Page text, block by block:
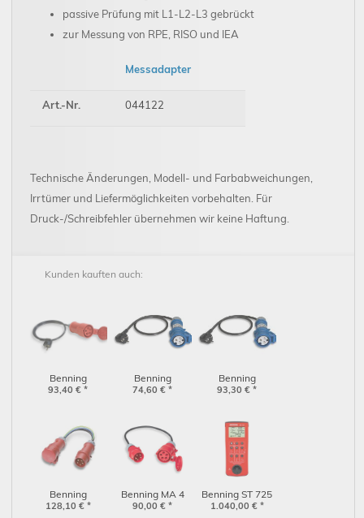
passive Prüfung mit L1-L2-L3 gebrückt
zur Messung von RPE, RISO und IEA
Messadapter
Art.-Nr. 044122
Technische Änderungen, Modell- und Farbabweichungen,
Irrtümer und Liefermöglichkeiten vorbehalten. Für
Druck-/Schreibfehler übernehmen wir keine Haftung.
Kunden kauften auch:
Benning
Messadapter 32
(044123)
93,40 € *
Benning
Messadapter 16
(044143)
74,60 € *
Benning
Messadapter 32
(044144)
93,30 € *
Benning
Messadapter 16
128,10 € *
Benning MA 4
Netzanschlusskabel
90,00 € *
Benning ST 725
(050316)
1.040,00 € *